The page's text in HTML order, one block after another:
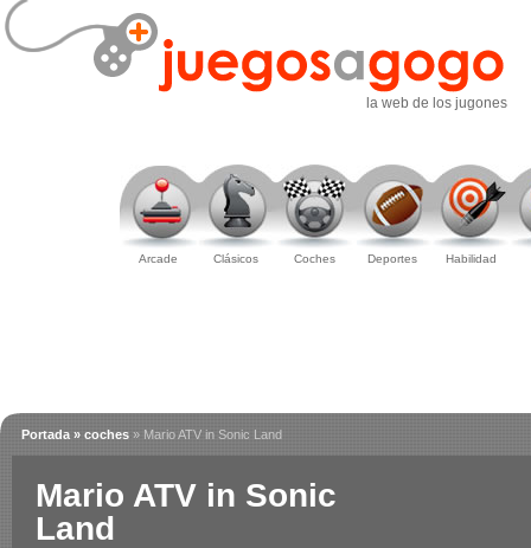
la web de los jugones
Arcade Clásicos Coches Deportes Habilidad
Portada » coches » Mario ATV in Sonic Land
Mario ATV in Sonic
Land